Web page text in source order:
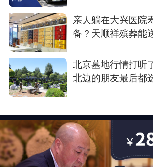
亲人躺在大兴医院
备？天顺祥殡葬能
北京墓地行情打听
北边的朋友最后都